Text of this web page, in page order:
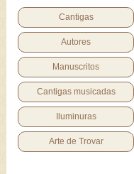
Cantigas
Autores
Manuscritos
Cantigas musicadas
Iluminuras
Arte de Trovar